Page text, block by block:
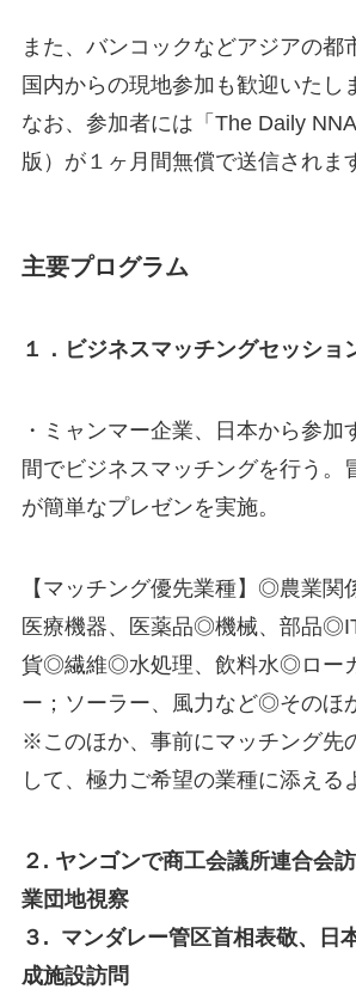
また、バンコックなどアジアの都
国内からの現地参加も歓迎いたし
なお、参加者には「The Daily
版）が１ヶ月間無償で送信されま
主要プログラム
１．ビジネスマッチングセッショ
・ミャンマー企業、日本から参加
間でビジネスマッチングを行う。
が簡単なプレゼンを実施。
【マッチング優先業種】◎農業
医療機器、医薬品◎機械、部品
貨◎繊維◎水処理、飲料水◎ロー
ー；ソーラー、風力など◎そのほ
※このほか、事前にマッチング先
して、極力ご希望の業種に添える
２. ヤンゴンで商工会議所連合会
業団地視察
３. マンダレー管区首相表敬、日
成施設訪問